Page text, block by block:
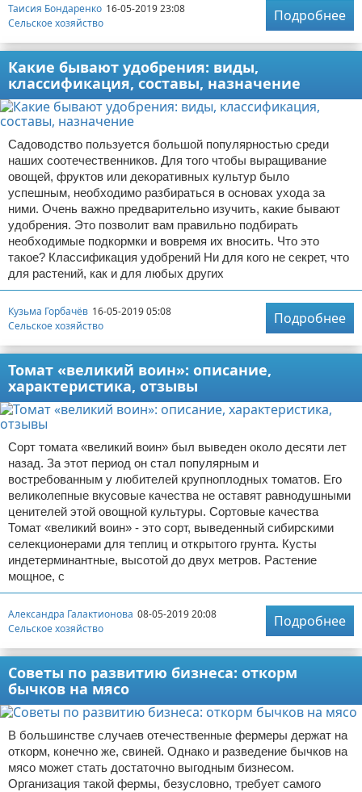
Таисия Бондаренко 16-05-2019 23:08
Сельское хозяйство
Подробнее
Какие бывают удобрения: виды,
классификация, составы, назначение
Садоводство пользуется большой популярностью среди
наших соотечественников. Для того чтобы выращивание
овощей, фруктов или декоративных культур было
успешным, необходимо разбираться в основах ухода за
ними. Очень важно предварительно изучить, какие бывают
удобрения. Это позволит вам правильно подбирать
необходимые подкормки и вовремя их вносить. Что это
такое? Классификация удобрений Ни для кого не секрет, что
для растений, как и для любых других
Кузьма Горбачёв 16-05-2019 05:08
Сельское хозяйство
Подробнее
Томат «великий воин»: описание,
характеристика, отзывы
Сорт томата «великий воин» был выведен около десяти лет
назад. За этот период он стал популярным и
востребованным у любителей крупноплодных томатов. Его
великолепные вкусовые качества не оставят равнодушными
ценителей этой овощной культуры. Сортовые качества
Томат «великий воин» - это сорт, выведенный сибирскими
селекционерами для теплиц и открытого грунта. Кусты
индетерминантные, высотой до двух метров. Растение
мощное, с
Александра Галактионова 08-05-2019 20:08
Сельское хозяйство
Подробнее
Советы по развитию бизнеса: откорм
бычков на мясо
В большинстве случаев отечественные фермеры держат на
откорм, конечно же, свиней. Однако и разведение бычков на
мясо может стать достаточно выгодным бизнесом.
Организация такой фермы, безусловно, требует самого